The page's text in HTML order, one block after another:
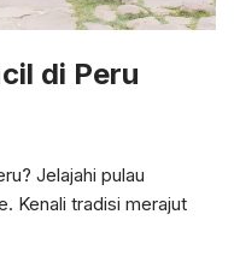
di Peru
Jelajahi pulau
Kenali tradisi merajut